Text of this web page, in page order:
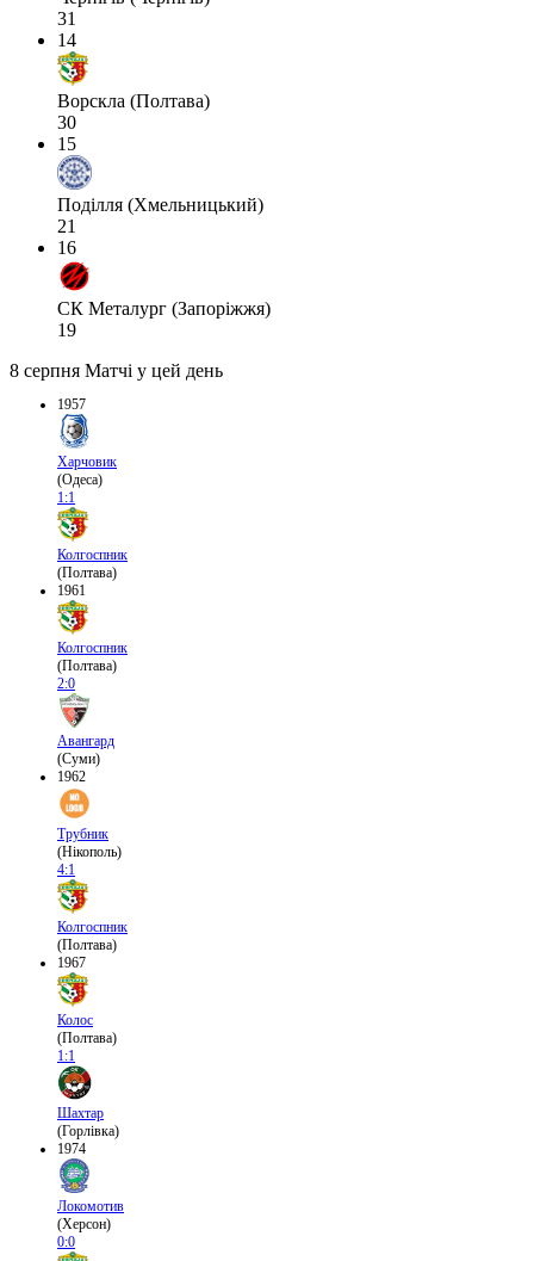
31
14
Ворскла (Полтава)
30
15
Поділля (Хмельницький)
21
16
СК Металург (Запоріжжя)
19
8 серпня Матчі у цей день
1957
Харчовик
(Одеса)
1:1
Колгоспник
(Полтава)
1961
Колгоспник
(Полтава)
2:0
Авангард
(Суми)
1962
Трубник
(Нікополь)
4:1
Колгоспник
(Полтава)
1967
Колос
(Полтава)
1:1
Шахтар
(Горлівка)
1974
Локомотив
(Херсон)
0:0